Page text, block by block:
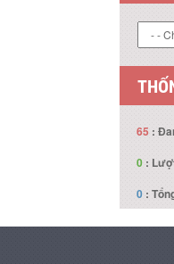
65 :
0 :
0 :